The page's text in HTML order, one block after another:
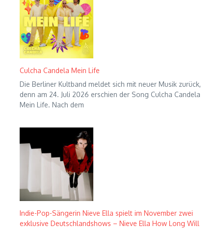
Culcha Candela Mein Life
Die Berliner Kultband meldet sich mit neuer Musik zurück,
denn am 24. Juli 2026 erschien der Song Culcha Candela
Mein Life. Nach dem
Indie-Pop-Sängerin Nieve Ella spielt im November zwei
exklusive Deutschlandshows – Nieve Ella How Long Will